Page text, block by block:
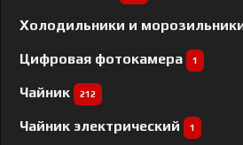
Холодильники и
Цифровая фотокамера 1
Чайник 212
Чайник электрический 1